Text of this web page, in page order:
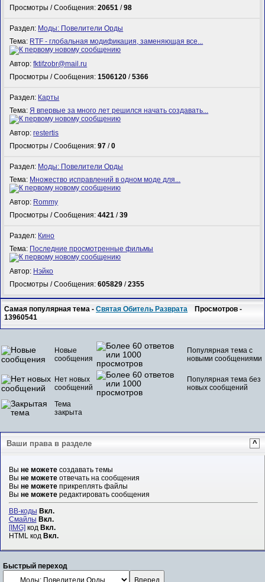
Просмотры / Сообщения:20651 /98
Раздел: Моды: Повелители Орды
Тема: RTF - глобальная модификация, заменяющая все...
Автор:fktifzobr@mail.ru
Просмотры / Сообщения:1506120 /5366
Раздел: Карты
Тема:Я впервые за много лет решился начать создавать...
Автор:restertis
Просмотры / Сообщения:97 /0
Раздел: Моды: Повелители Орды
Тема: Множество исправлений в одном моде для...
Автор: Rommy
Просмотры / Сообщения:4421 /39
Раздел: Кино
Тема: Последние просмотренные фильмы
Автор: Нэйко
Просмотры / Сообщения:605829 /2355
Самая популярная тема -Святая Обитель Разврата Просмотров -
13960541
Новые
сообщения
Популярная тема с
новыми сообщениями
Нет новых
сообщений
Популярная тема без
новых сообщений
Тема
закрыта
Ваши права в разделе ^
Вы не можетесоздавать темы
Вы не можетеотвечать на сообщения
Вы не можетеприкреплять файлы
Вы не можетередактировать сообщения
BB-коды Вкл.
Смайлы Вкл.
[IMG]код Вкл.
HTML код Вкл.
Быстрый переход